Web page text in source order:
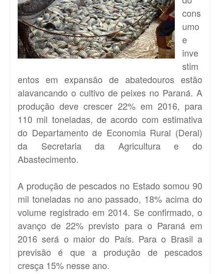
cons
umo
e
inve
stim
entos em expansão de abatedouros estão
alavancando o cultivo de peixes no Paraná. A
produção deve crescer 22% em 2016, para
110 mil toneladas, de acordo com estimativa
do Departamento de Economia Rural (Deral)
da Secretaria da Agricultura e do
Abastecimento.
A produção de pescados no Estado somou 90
mil toneladas no ano passado, 18% acima do
volume registrado em 2014. Se confirmado, o
avanço de 22% previsto para o Paraná em
2016 será o maior do País. Para o Brasil a
previsão é que a produção de pescados
cresça 15% nesse ano.